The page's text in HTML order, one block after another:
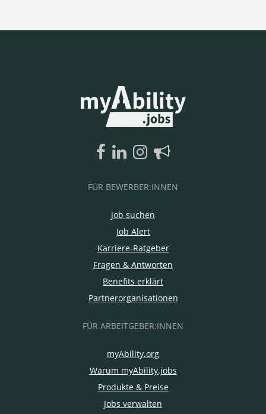
FÜR BEWERBER:INNEN
Job suchen
Job Alert
Karriere-Ratgeber
Fragen & Antworten
Benefits erklärt
Partnerorganisationen
FÜR ARBEITGEBER:INNEN
myAbility.org
Warum myAbility.jobs
Produkte & Preise
Jobs verwalten